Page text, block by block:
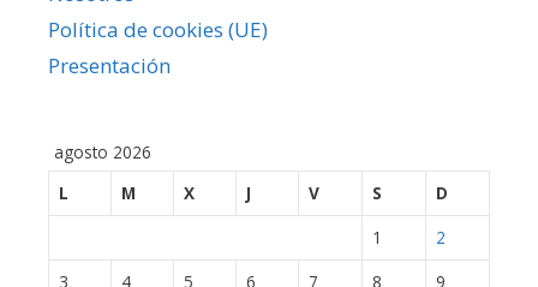
Política de cookies (UE)
Presentación
agosto 2026
L
M X J V S
D
1
2
3
4 5 6 7 8
9